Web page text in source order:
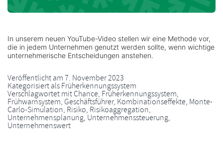
In unserem neuen YouTube-Video stellen wir eine Methode vor,
die in jedem Unternehmen genutzt werden sollte, wenn wichtige
unternehmerische Entscheidungen anstehen.
Veröffentlicht am7. November 2023
Kategorisiert alsFrüherkennungssystem
Verschlagwortet mitChance, Früherkennungssystem,
Frühwarnsystem, Geschäftsführer, Kombinationseffekte, Monte-
Carlo-Simulation, Risiko, Risikoaggregation,
Unternehmensplanung,Unternehmenssteuerung,
Unternehmenswert